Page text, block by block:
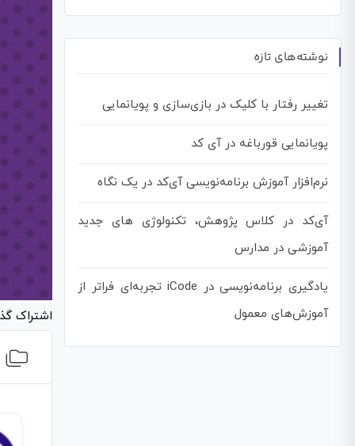
اشتراک
نوشته‌های تازه
تغییر رفتار با کلیک در بازی‌سازی و پویانمایی
پویانمایی قورباغه در آی کد
نرم‌افزار آموزش برنامه‌نویسی آی‌کد در یک نگاه
آی‌کد در کلاس پژوهش، تکنولوژی های جدید
آموزشی در مدارس
یادگیری برنامه‌نویسی در iCode تجربه‌ای فراتر از
آموزش‌های معمول